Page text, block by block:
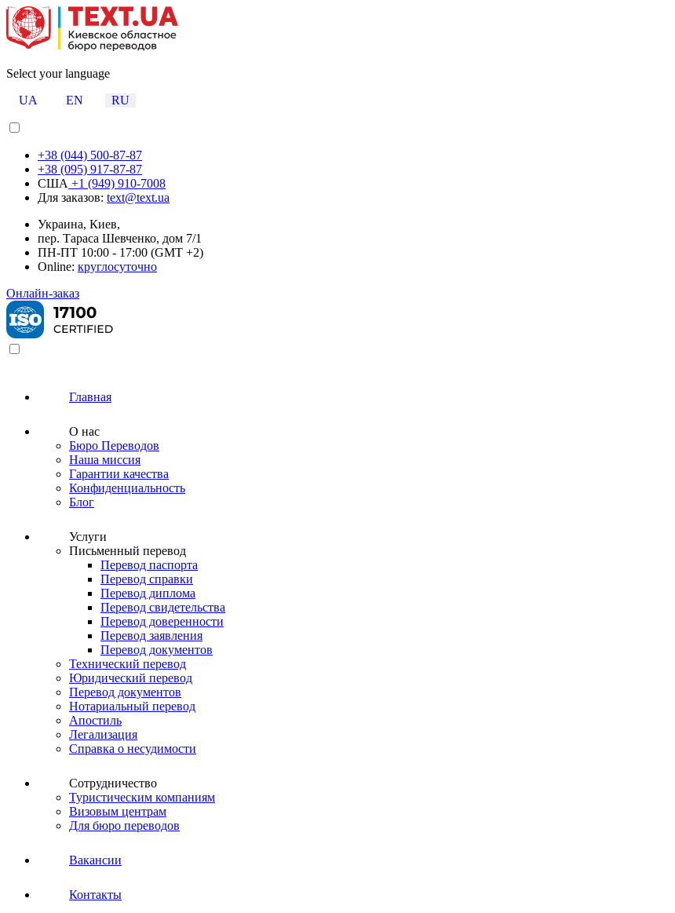
Select your language
UA
EN RU
+38 (044) 500-87-87
+38 (095) 917-87-87
США +1 (949) 910-7008
Для заказов: text@text.ua
Украина, Киев,
пер. Тараса Шевченко, дом 7/1
ПН-ПТ 10:00 - 17:00 (GMT +2)
Online: круглосуточно
Онлайн-заказ
Главная
О нас
Бюро Переводов
Наша миссия
Гарантии качества
Конфиденциальность
Блог
Услуги
Письменный перевод
Перевод паспорта
Перевод справки
Перевод диплома
Перевод свидетельства
Перевод доверенности
Перевод заявления
Перевод документов
Технический перевод
Юридический перевод
Перевод документов
Нотариальный перевод
Апостиль
Легализация
Справка о несудимости
Сотрудничество
Туристическим компаниям
Визовым центрам
Для бюро переводов
Вакансии
Контакты